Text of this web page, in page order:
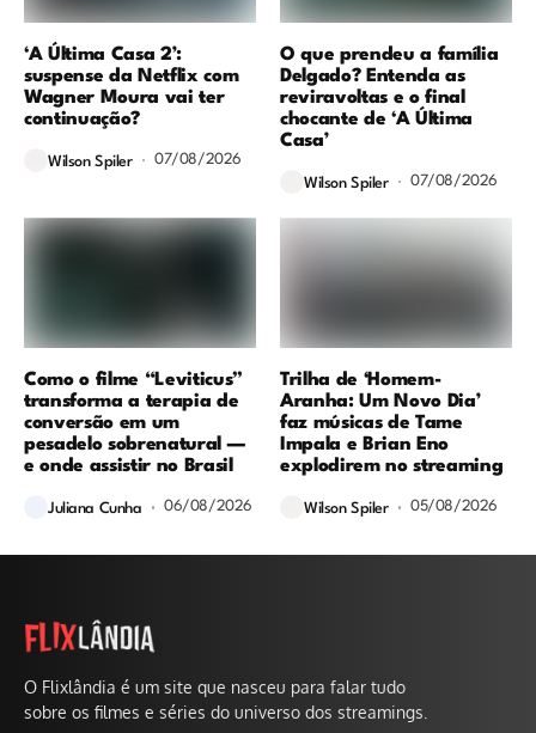
‘A Última Casa 2’:
suspense da Netflix com
Wagner Moura vai ter
continuação?
Wilson Spiler 07/08/2026
O que prendeu a família
Delgado? Entenda as
reviravoltas e o final
chocante de ‘A Última
Casa’
Wilson Spiler 07/08/2026
Como o filme “Leviticus”
transforma a terapia de
conversão em um
pesadelo sobrenatural —
e onde assistir no Brasil
Juliana Cunha 06/08/2026
Trilha de ‘Homem-
Aranha: Um Novo Dia’
faz músicas de Tame
Impala e Brian Eno
explodirem no streaming
Wilson Spiler 05/08/2026
O Flixlândia é um site que nasceu para falar tudo
sobre os filmes e séries do universo dos streamings.